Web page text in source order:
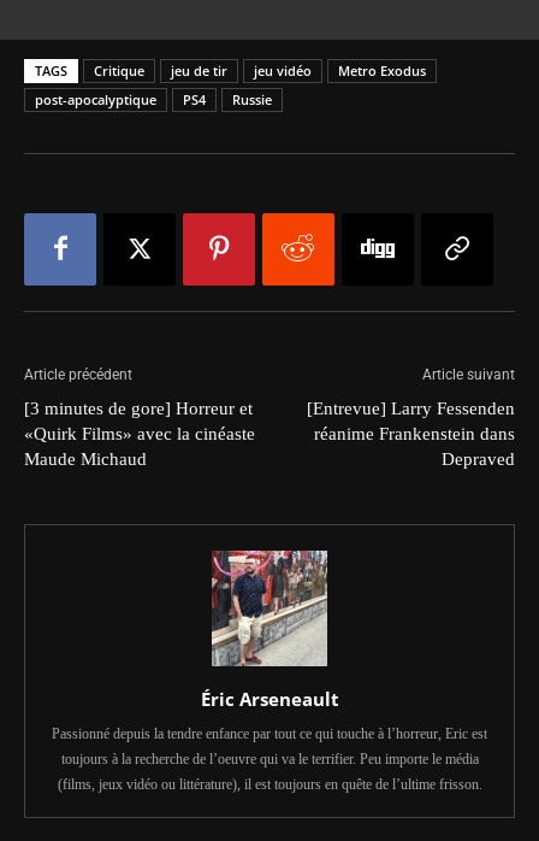
TAGS Critique jeu de tir jeu vidéo
Metro Exodus
post-apocalyptique
PS4 Russie
Article précédent
[3 minutes de gore] Horreur et
«Quirk Films» avec la cinéaste
Maude Michaud
Article suivant
[Entrevue] Larry Fessenden
réanime Frankenstein dans
Depraved
Éric Arseneault
Passionné depuis la tendre enfance par tout ce qui touche à l’horreur, Eric est
toujours à la recherche de l’oeuvre qui va le terrifier. Peu importe le média
(films, jeux vidéo ou littérature), il est toujours en quête de l’ultime frisson.